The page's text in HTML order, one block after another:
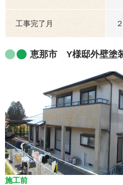
工事完了月
恵那市 Y様邸外壁塗
施工前